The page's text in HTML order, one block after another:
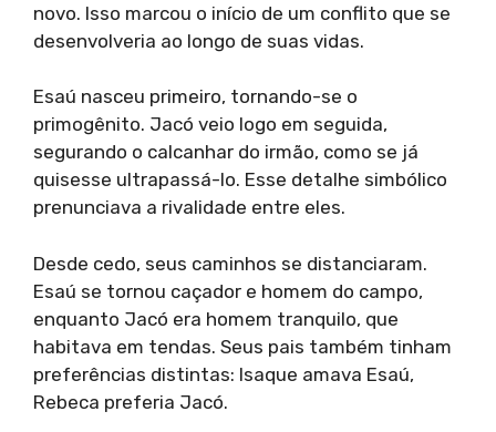
novo. Isso marcou o início de um conflito que se
desenvolveria ao longo de suas vidas.
Esaú nasceu primeiro, tornando-se o
primogênito. Jacó veio logo em seguida,
segurando o calcanhar do irmão, como se já
quisesse ultrapassá-lo. Esse detalhe simbólico
prenunciava a rivalidade entre eles.
Desde cedo, seus caminhos se distanciaram.
Esaú se tornou caçador e homem do campo,
enquanto Jacó era homem tranquilo, que
habitava em tendas. Seus pais também tinham
preferências distintas: Isaque amava Esaú,
Rebeca preferia Jacó.